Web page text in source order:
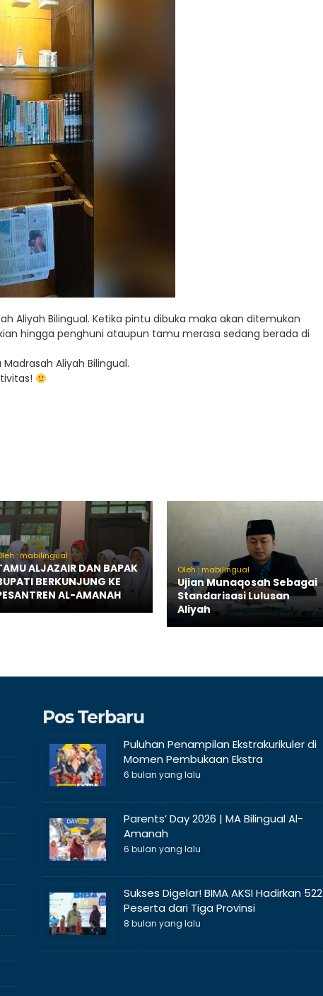
Aliyah Bilingual. Ketika pintu dibuka maka akan ditemukan
hingga penghuni ataupun tamu merasa sedang berada di
Aliyah Bilingual.
: mabilingual
ALJAZAIR DAN BAPAK
BERKUNJUNG KE
AL-AMANAH
Oleh : mabilingual
Ujian Munaqosah Sebagai
Standarisasi Lulusan
Aliyah
Pos Terbaru
Puluhan Penampilan Ekstrakurikuler di
Momen Pembukaan Ekstra
6 bulan yang lalu
Parents’ Day 2026 | MA Bilingual Al-
Amanah
6 bulan yang lalu
Sukses Digelar! BIMA AKSI Hadirkan 522
Peserta dari Tiga Provinsi
8 bulan yang lalu